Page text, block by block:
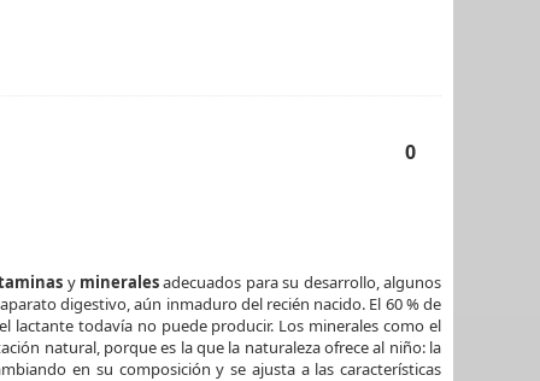
0
y mineralesadecuados para su desarrollo, algunos
digestivo, aún inmaduro del recién nacido. El 60 % de
lactante todavía no puede producir. Los minerales como el
natural, porque es la que la naturaleza ofrece al niño: la
en su composición y se ajusta a las características